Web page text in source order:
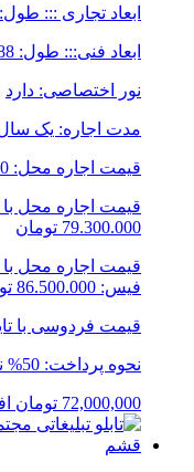
ابعاد تجاری ::: طول: 6 متر، ارتفاع: 3 متر مساحت: 18
ابعاد فنی::: طول: 5.88 متر، ارتفاع: 3 متر مساحت: 17.64
نور اختصاصی: دارد
مدت اجاره: یک
قیمت اجاره محل: 72.000.000 تومان
قیمت اجاره محل
79.300.000 تومان
قیمت اجاره محل
فیس: 86.500.000 تومان
قیمت فردوسی با تایید مدیریت:
نحوه پرداخت: 50% نقد – الباقی حداکثر 90 روز با چک صیادی
72,000,000 تومان